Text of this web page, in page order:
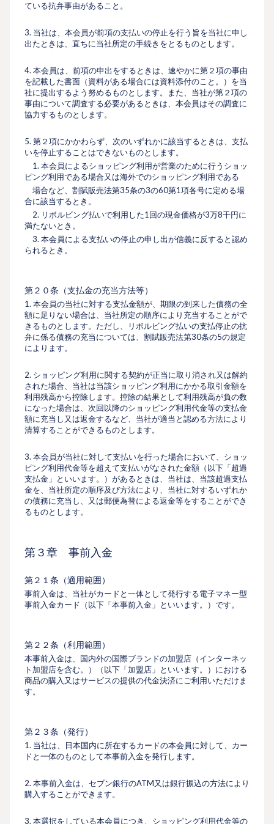
ている抗弁事由があること。
3. 当社は、本会員が前項の⽀払いの停⽌を⾏う旨を当社に申し
出たときは、直ちに当社所定の⼿続きをとるものとします。
4. 本会員は、前項の申出をするときは、速やかに第２項の事由
を記載した書⾯（資料がある場合には資料添付のこと。）を当
社に提出するよう努めるものとします。また、当社が第２項の
事由について調査する必要があるときは、本会員はその調査に
協⼒するものとします。
5. 第２項にかかわらず、次のいずれかに該当するときは、⽀払
いを停⽌することはできないものとします。
1. 本会員によるショッピング利⽤が営業のために⾏うショッ
ピング利⽤である場合又は海外でのショッピング利⽤である
場合など、割賦販売法第35条の3の60第1項各号に定める場
合に該当するとき。
2. リボルビング払いで利⽤した1回の現⾦価格が3万8千円に
満たないとき。
3. 本会員による⽀払いの停⽌の申し出が信義に反すると認め
られるとき。
第２０条（⽀払⾦の充当⽅法等）
1. 本会員の当社に対する⽀払⾦額が、期限の到来した債務の全
額に⾜りない場合は、当社所定の順序により充当することがで
きるものとします。ただし、リボルビング払いの⽀払停⽌の抗
弁に係る債務の充当については、割賦販売法第30条の5の規定
によります。
2. ショッピング利⽤に関する契約が正当に取り消され又は解約
された場合、当社は当該ショッピング利用にかかる取引金額を
利用残高から控除します。控除の結果として利用残高が負の数
になった場合は、次回以降のショッピング利用代金等の⽀払⾦
額に充当し又は返⾦するなど、当社が適当と認める⽅法により
清算することができるものとします。
3. 本会員が当社に対して⽀払いを⾏った場合において、ショッ
ピング利⽤代⾦等を超えて⽀払いがなされた⾦額（以下「超過
⽀払⾦」といいます。）があるときは、当社は、当該超過⽀払
⾦を、当社所定の順序及び⽅法により、当社に対するいずれか
の債務に充当し、⼜は郵便為替による返⾦等をすることができ
るものとします。
第３章 事前入金
第２１条（適用範囲）
事前入金は、当社がカードと一体として発行する電子マネー型
事前入金カード（以下「本事前入金」といいます。）です。
第２２条（利用範囲）
本事前入金は、国内外の国際ブランドの加盟店（インターネッ
ト加盟店を含む。）（以下「加盟店」といいます。）における
商品の購入又はサービスの提供の代金決済にご利用いただけま
す。
第２３条（発行）
1. 当社は、日本国内に所在するカードの本会員に対して、カー
ドと一体のものとして本事前入金を発行します。
2. 本事前入金は、セブン銀行のATM又は銀行振込の方法により
購入することができます。
3. 本選択をしている本会員につき、ショッピング利用代金等の